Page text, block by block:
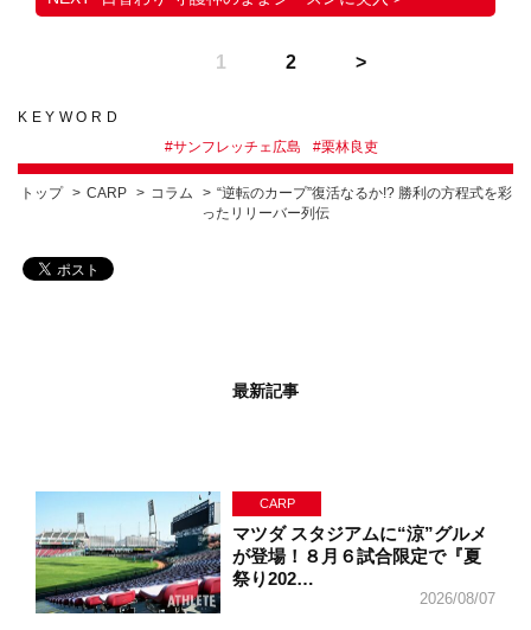
1 2
KEYWORD
#サンフレッチェ広島 #栗林良吏
トップ CARP コラム
“逆転のカープ”復活なるか!? 勝利の方程式を彩
ったリリーバー列伝
最新記事
CARP
マツダ スタジアムに“涼”グルメ
が登場！８月６試合限定で『夏
祭り202…
2026/08/07